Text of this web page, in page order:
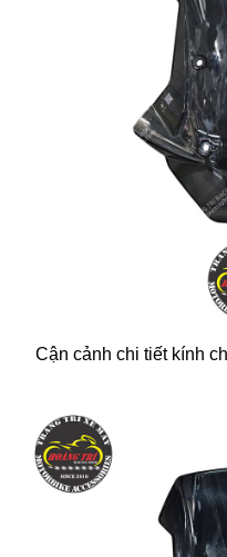
Cận cảnh chi tiết kính